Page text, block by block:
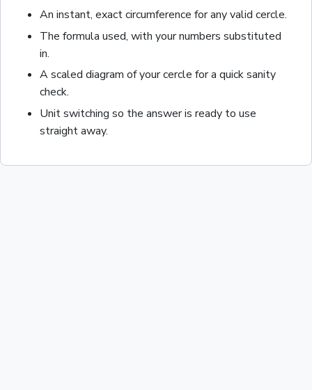
An instant, exactcircumference for any valid cercle.
The formula used, with your numbers substituted
in.
A scaled diagram of yourcercle for a quick sanity
check.
Unit switching so the answer is ready to use
straight away.